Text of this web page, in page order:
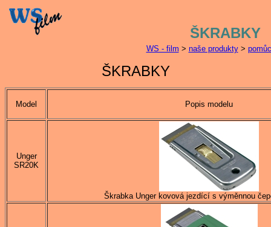
ŠKRABKY
WS - film > naše produkty>
ŠKRABKY
Model Popis modelu
Unger
SR20K
Škrabka Unger kovová jezdící s výměnnou